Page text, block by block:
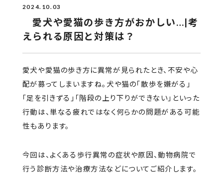
2024.10.03
愛犬や愛猫の歩き方がおかしい…|考
えられる原因と対策は？
愛犬や愛猫の歩き方に異常が見られたとき、不安や心
配が募ってしまいますね。犬や猫の「散歩を嫌がる」
「足を引きずる」「階段の上り下りができない」といった
行動は、単なる疲れではなく何らかの問題がある可能
性もあります。
今回は、よくある歩行異常の症状や原因、動物病院で
行う診断方法や治療方法などについてご紹介します。